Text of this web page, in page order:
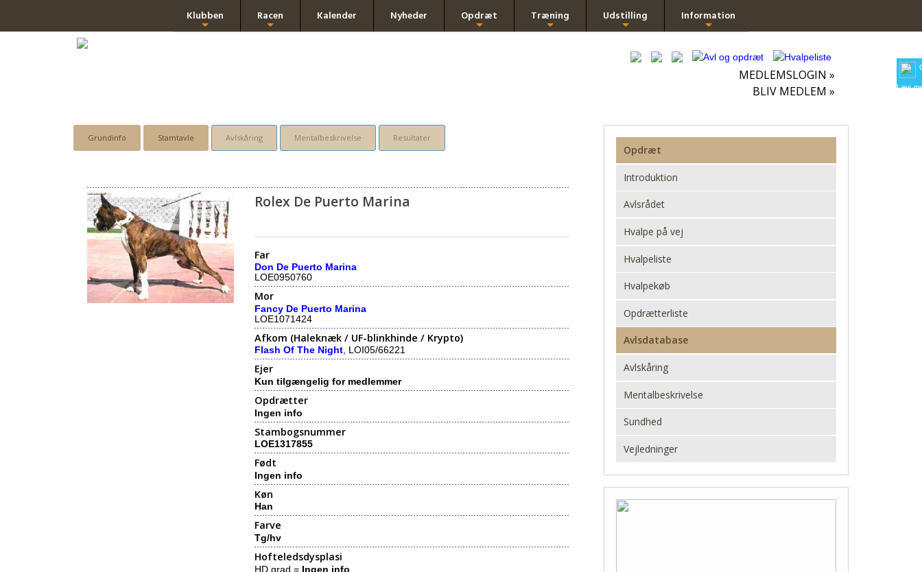
Læs
Klubben Racen Kalender Nyheder Opdræt Træning Udstilling Information
MEDLEMSLOGIN »
BLIV MEDLEM »
Grundinfo Stamtavle Avlskåring Mentalbeskrivelse Resultater
Rolex De Puerto Marina
Far
Don De Puerto Marina
LOE0950760
Mor
Fancy De Puerto Marina
LOE1071424
Afkom (Haleknæk / UF-blinkhinde / Krypto)
Flash Of The Night, LOI05/66221
Ejer
Kun tilgængelig for medlemmer
Opdrætter
Ingen info
Stambogsnummer
LOE1317855
Født
Ingen info
Køn
Han
Farve
Tg/hv
Hofteledsdysplasi
HD grad = Ingen info
Opdræt
Introduktion
Avlsrådet
Hvalpe på vej
Hvalpeliste
Hvalpekøb
Opdrætterliste
Avlsdatabase
Avlskåring
Mentalbeskrivelse
Sundhed
Vejledninger